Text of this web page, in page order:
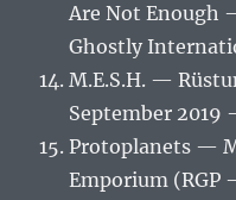
Are Not Enough
Ghostly
M.E.S.H. —
September 2019
Protoplanets —
Emporium